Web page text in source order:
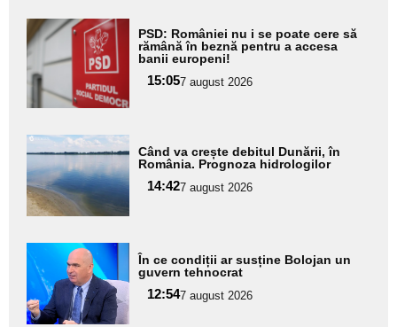
Adaugă
aici textul
pentru
subtitlu
PSD: României nu i se poate cere să
rămână în beznă pentru a accesa
banii europeni!
15:057 august 2026
Adaugă
aici textul
pentru
subtitlu
Când va crește debitul Dunării, în
România. Prognoza hidrologilor
14:427 august 2026
Adaugă
aici textul
pentru
subtitlu
În ce condiții ar susține Bolojan un
guvern tehnocrat
12:547 august 2026